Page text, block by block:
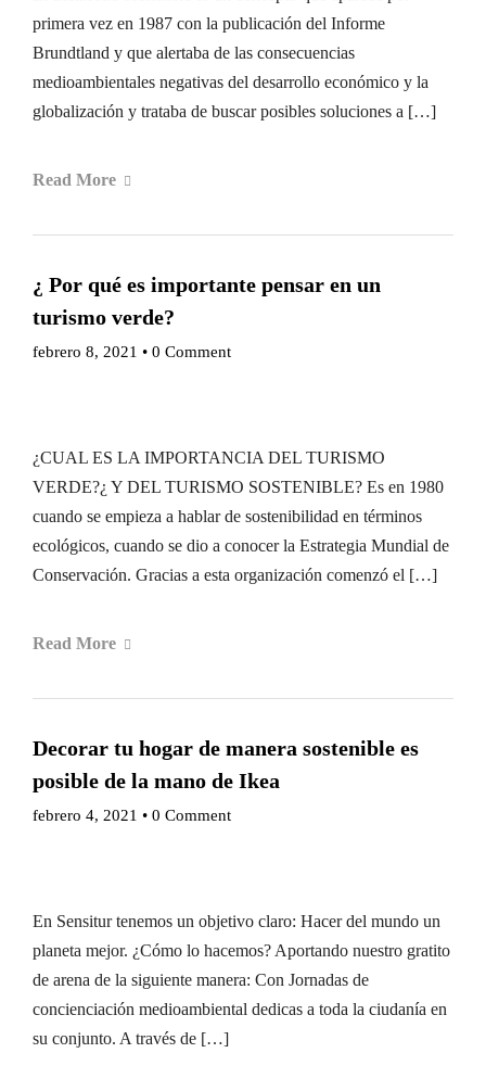
primera vez en 1987 con la publicación del Informe
Brundtland y que alertaba de las consecuencias
medioambientales negativas del desarrollo económico y la
globalización y trataba de buscar posibles soluciones a […]
Read More
¿ Por qué es importante pensar en un
turismo verde?
febrero 8, 2021 • 0 Comment
¿CUAL ES LA IMPORTANCIA DEL TURISMO
VERDE?¿ Y DEL TURISMO SOSTENIBLE? Es en 1980
cuando se empieza a hablar de sostenibilidad en términos
ecológicos, cuando se dio a conocer la Estrategia Mundial de
Conservación. Gracias a esta organización comenzó el […]
Read More
Decorar tu hogar de manera sostenible es
posible de la mano de Ikea
febrero 4, 2021 • 0 Comment
En Sensitur tenemos un objetivo claro: Hacer del mundo un
planeta mejor. ¿Cómo lo hacemos? Aportando nuestro gratito
de arena de la siguiente manera: Con Jornadas de
concienciación medioambiental dedicas a toda la ciudanía en
su conjunto. A través de […]